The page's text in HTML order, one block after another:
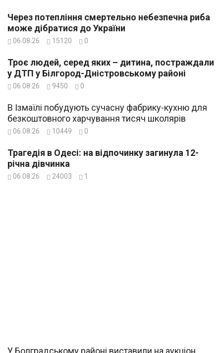
Через потепління смертельно небезпечна риба
може дібратися до України
06.08.26 15120 0
Троє людей, серед яких – дитина, постраждали
у ДТП у Білгород-Дністровському районі
06.08.26 9450 0
В Ізмаїлі побудують сучасну фабрику-кухню для
безкоштовного харчування тисяч школярів
06.08.26 10449 0
Трагедія в Одесі: на відпочинку загинула 12-
річна дівчинка
06.08.26 24003 1
У Болградському районі виставили на аукціон